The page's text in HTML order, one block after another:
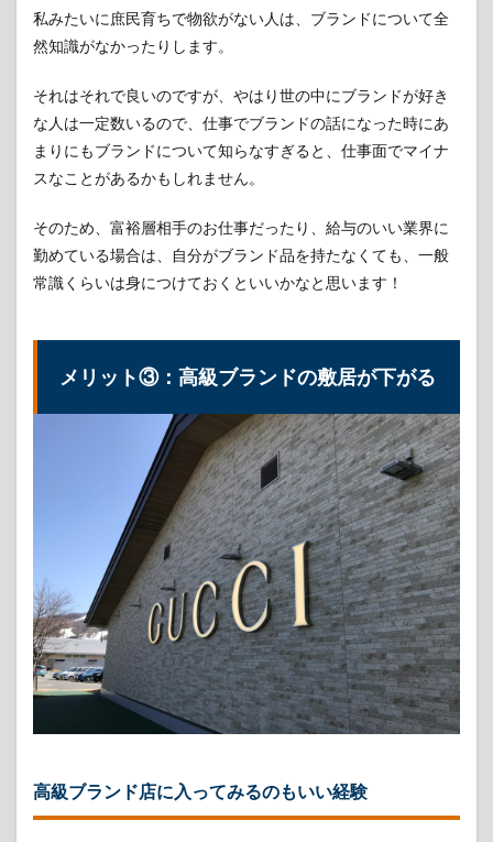
デメ
リッ
ト
相手
にど
う見
られ
を気
る
3.2.1
自分が
物を選
いと個
TPOが
（模索
中）
3.2.3
ダニエ
ルウェ
リント
ンとか
うどい
3.3
デメ
私みたいに庶民育ちで物欲がない人は、ブランドについて全
然知識がなかったりします。
それはそれで良いのですが、やはり世の中にブランドが好き
な人は一定数いるので、仕事でブランドの話になった時にあ
まりにもブランドについて知らなすぎると、仕事面でマイナ
スなことがあるかもしれません。
そのため、富裕層相手のお仕事だったり、給与のいい業界に
勤めている場合は、自分がブランド品を持たなくても、一般
常識くらいは身につけておくといいかなと思います！
メリット③：高級ブランドの敷居が下がる
高級ブランド店に入ってみるのもいい経験